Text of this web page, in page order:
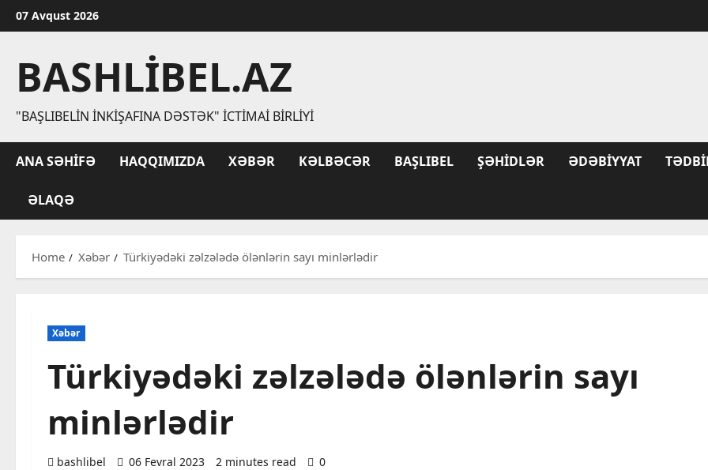
Skip
to
07 Avqust 2026
BASHLIBEL.AZ
"BAŞLIBELIN İNKIŞAFINA DƏSTƏK" İCTIMAI BIRLIYI
ANA SƏHIFƏ HAQQIMIZDA XƏBƏR KƏLBƏCƏR BAŞLIBEL ŞƏHIDLƏR ƏDƏBIYYAT
ƏLAQƏ
Home Xəbər Türkiyədəki zəlzələdə ölənlərin sayı minlərlədir
Xəbər
Türkiyədəki zəlzələdə ölənlərin sayı
minlərlədir
bashlibel 06 Fevral 2023 2 minutes read 0